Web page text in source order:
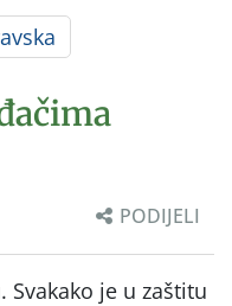
PODIJELI
je u zaštitu